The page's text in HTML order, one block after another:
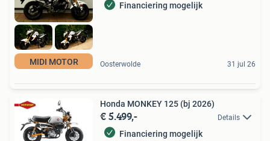
MIDI MOTOR
Financiering mogelijk
Oosterwolde 31 jul 26
Honda MONKEY 125 (bj 2026)
€ 5.499,- Details
Financiering mogelijk